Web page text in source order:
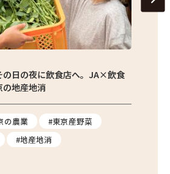
の日の夜に飲食店へ。JA×飲食
の地産地消
の農業
#東京産野菜
#地産地消